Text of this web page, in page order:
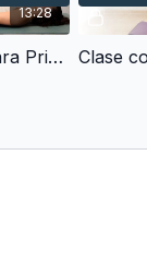
13:28
Yoga Suave para Principiantes - Elimina Tensión y Mejora la Flexibilidad (10 min)